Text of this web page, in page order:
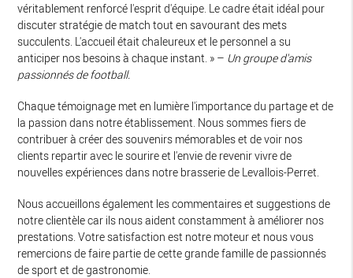
véritablement renforcé l'esprit d'équipe. Le cadre était idéal pour
discuter stratégie de match tout en savourant des mets
succulents. L'accueil était chaleureux et le personnel a su
anticiper nos besoins à chaque instant. » – Un groupe d'amis
passionnés de football.
Chaque témoignage met en lumière l'importance du partage et de
la passion dans notre établissement. Nous sommes fiers de
contribuer à créer des souvenirs mémorables et de voir nos
clients repartir avec le sourire et l'envie de revenir vivre de
nouvelles expériences dans notre brasserie de Levallois-Perret.
Nous accueillons également les commentaires et suggestions de
notre clientèle car ils nous aident constamment à améliorer nos
prestations. Votre satisfaction est notre moteur et nous vous
remercions de faire partie de cette grande famille de passionnés
de sport et de gastronomie.